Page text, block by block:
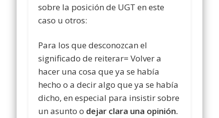
sobre la posición de UGT en este
caso u otros:
Para los que desconozcan el
significado de reiterar= Volver a
hacer una cosa que ya se había
hecho o a decir algo que ya se había
dicho, en especial para insistir sobre
un asunto o dejar clara una opinión.